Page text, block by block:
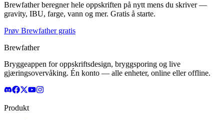
Brewfather beregner hele oppskriften på nytt mens du skriver —
gravity, IBU, farge, vann og mer. Gratis å starte.
Prøv Brewfather gratis
Brewfather
Bryggeappen for oppskriftsdesign, bryggsporing og live
gjæringsovervåking. Én konto — alle enheter, online eller offline.
Produkt